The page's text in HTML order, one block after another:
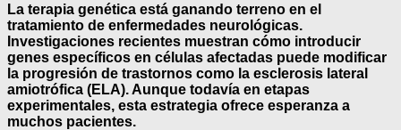
La terapia genética está ganando terreno en el
tratamiento de enfermedades neurológicas.
Investigaciones recientes muestran cómo introducir
genes específicos en células afectadas puede modificar
la progresión de trastornos como la esclerosis lateral
amiotrófica (ELA). Aunque todavía en etapas
experimentales, esta estrategia ofrece esperanza a
muchos pacientes.